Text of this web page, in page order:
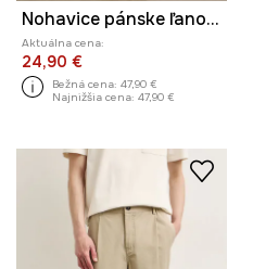
Nohavice pánske ľanové
Aktuálna cena:
24,90 €
Bežná cena: 47,90 €
Najnižšia cena: 47,90 €